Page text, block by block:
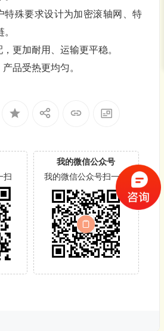
特殊要求设计为加密滚轴网、特
更加耐用、运输更平稳。
品受热更均匀。
扫
我的微信公众号
我的微信公众号扫一扫